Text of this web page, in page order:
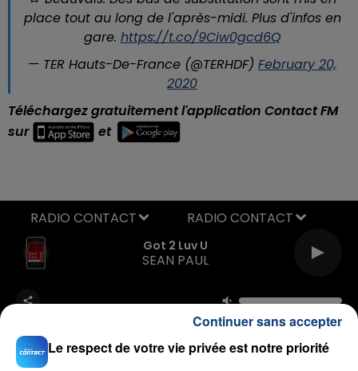
place tout au long de l'après-midi. Plus d'infos en
gare. https://t.co/9Ciw0gcd6Q
— TER Hauts-De-France (@TERHDF) February 20,
2020
Téléchargez gratuitement l'application Contact FM
sur
et
Got 2 Luv U
SEAN PAUL
RADIO CONTACT
Le respect de votre vie privée est notre priorité
Continuer sans accepter